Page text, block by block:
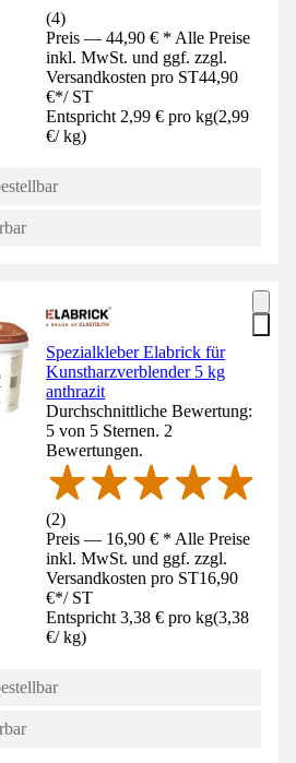
(4)
Preis — 44,90 € * Alle Preise
inkl. MwSt. und ggf. zzgl.
Versandkosten pro ST44,90
€*/ ST
Entspricht 2,99 € pro kg(2,99
€/ kg)
Spezialkleber Elabrick für
Kunstharzverblender 5 kg
anthrazit
Durchschnittliche Bewertung:
5 von 5 Sternen. 2
Bewertungen.
(2)
Preis — 16,90 € * Alle Preise
inkl. MwSt. und ggf. zzgl.
Versandkosten pro ST16,90
€*/ ST
Entspricht 3,38 € pro kg(3,38
€/ kg)